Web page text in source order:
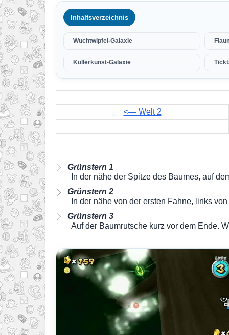
Inhaltsverzeichnis
Wuchtwipfel-Galaxie
Kullerkunst-Galaxie
<— Welt 2
Grünstern 1
In der nähe der Spitze des Baumes, auf
Grünstern 2
In der nähe von der ersten Fahne, links
Grünstern 3
Auf der Baumrutsche kurz vor dem Ende.